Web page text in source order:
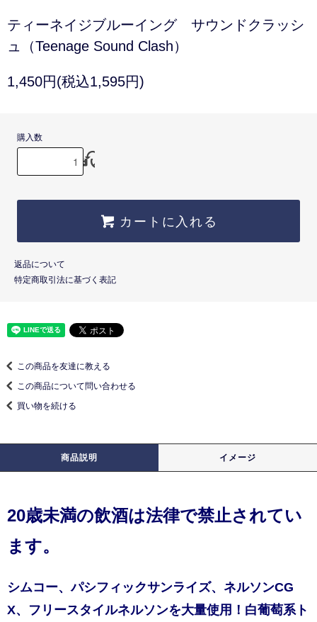
ティーネイジブルーイング サウンドクラッシ
ュ（Teenage Sound Clash）
1,450円(税込1,595円)
購入数
カートに入れる
返品について
特定商取引法に基づく表記
この商品を友達に教える
この商品について問い合わせる
買い物を続ける
商品説明 イメージ
20歳未満の飲酒は法律で禁止されてい
ます。
シムコー、パシフィックサンライズ、ネルソンCG
X、フリースタイルネルソンを大量使用！白葡萄系ト